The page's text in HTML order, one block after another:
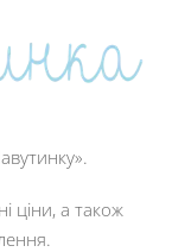
ціни, а також